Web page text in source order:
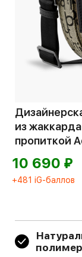
из
пропиткой
10 690 ⃏
+481 iG-баллов